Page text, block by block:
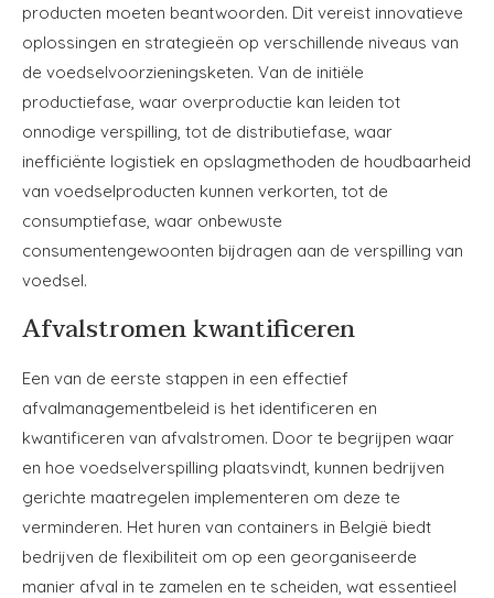
producten moeten beantwoorden. Dit vereist innovatieve
oplossingen en strategieën op verschillende niveaus van
de voedselvoorzieningsketen. Van de initiële
productiefase, waar overproductie kan leiden tot
onnodige verspilling, tot de distributiefase, waar
inefficiënte logistiek en opslagmethoden de houdbaarheid
van voedselproducten kunnen verkorten, tot de
consumptiefase, waar onbewuste
consumentengewoonten bijdragen aan de verspilling van
voedsel.
Afvalstromen kwantificeren
Een van de eerste stappen in een effectief
afvalmanagementbeleid is het identificeren en
kwantificeren van afvalstromen. Door te begrijpen waar
en hoe voedselverspilling plaatsvindt, kunnen bedrijven
gerichte maatregelen implementeren om deze te
verminderen. Het huren van containers in België biedt
bedrijven de flexibiliteit om op een georganiseerde
manier afval in te zamelen en te scheiden, wat essentieel